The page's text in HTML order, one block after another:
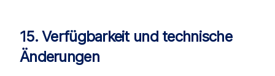
15. Verfügbarkeit und technische
Änderungen